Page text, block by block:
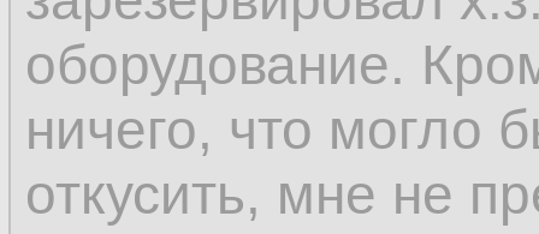
оборудование.
ничего, что
откусить, мне не